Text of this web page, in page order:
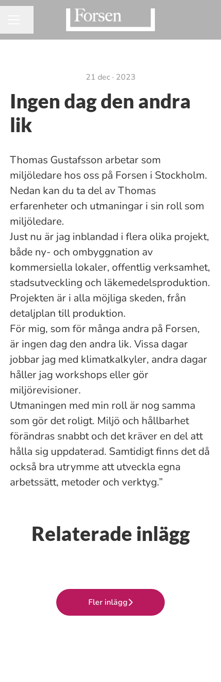
21 dec · 2023
Ingen dag den andra
lik
Thomas Gustafsson arbetar som
miljöledare hos oss på Forsen i Stockholm.
Nedan kan du ta del av Thomas
erfarenheter och utmaningar i sin roll som
miljöledare.
Just nu är jag inblandad i flera olika projekt,
både ny- och ombyggnation av
kommersiella lokaler, offentlig verksamhet,
stadsutveckling och läkemedelsproduktion.
Projekten är i alla möjliga skeden, från
detaljplan till produktion.
För mig, som för många andra på Forsen,
är ingen dag den andra lik. Vissa dagar
jobbar jag med klimatkalkyler, andra dagar
håller jag workshops eller gör
miljörevisioner.
Utmaningen med min roll är nog samma
som gör det roligt. Miljö och hållbarhet
förändras snabbt och det kräver en del att
hålla sig uppdaterad. Samtidigt finns det då
också bra utrymme att utveckla egna
arbetssätt, metoder och verktyg.”
Relaterade inlägg
Vi målar träden gröna
Installationsledaren som skapar
Projektledare med passion för
Fler inlägg